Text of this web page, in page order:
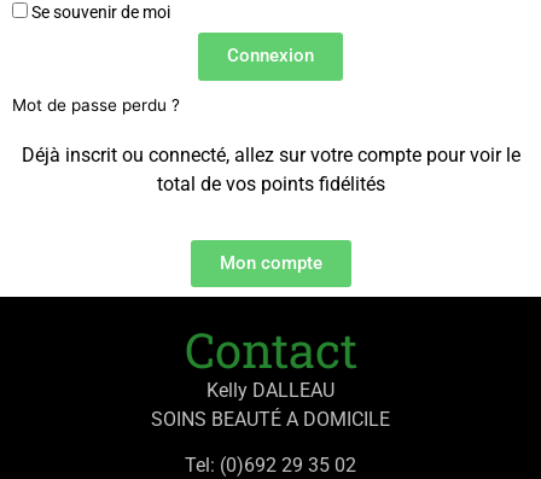
Se souvenir de moi
Connexion
Mot de passe perdu ?
Déjà inscrit ou connecté, allez sur votre compte pour voir le
total de vos points fidélités
Mon compte
Contact
Kelly DALLEAU
SOINS BEAUTÉ A DOMICILE
Tel: (0)692 29 35 02